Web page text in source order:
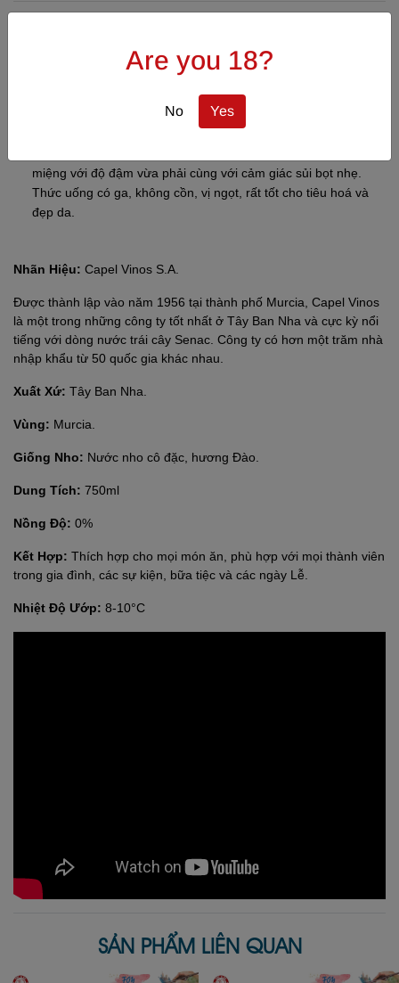
Are you 18?
No Yes
Màu sắc: Màu vàng nhạt.
được sản xuất từ trái cây nguyên chất. Với hương thơm
nồng nàn và tươi mát của trái cây trong từng hương vị.
miệng với độ đậm vừa phải cùng với cảm giác sủi bọt nhẹ.
Thức uống có ga, không cồn, vị ngọt, rất tốt cho tiêu hoá và
đẹp da.
Nhãn Hiệu: Capel Vinos S.A.
Được thành lập vào năm 1956 tại thành phố Murcia, Capel Vinos
là một trong những công ty tốt nhất ở Tây Ban Nha và cực kỳ nổi
tiếng với dòng nước trái cây Senac. Công ty có hơn một trăm nhà
nhập khẩu từ 50 quốc gia khác nhau.
Xuất Xứ: Tây Ban Nha.
Vùng: Murcia.
Giống Nho: Nước nho cô đặc, hương Đào.
Dung Tích: 750ml
Nồng Độ: 0%
Kết Hợp: Thích hợp cho mọi món ăn, phù hợp với mọi thành viên
trong gia đình, các sự kiện, bữa tiệc và các ngày Lễ.
Nhiệt Độ Ướp: 8-10°C
SẢN PHẨM LIÊN QUAN